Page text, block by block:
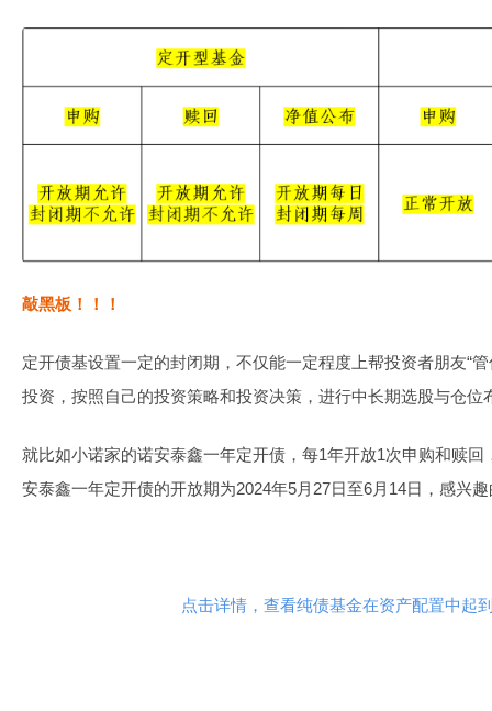
敲黑板！！！
定开债基设置一定的封闭期，不仅能一定程度上帮投资者朋友“
投资，按照自己的投资策略和投资决策，进行中长期选股与仓位
就比如小诺家的诺安泰鑫一年定开债，每1年开放1次申购和赎
安泰鑫一年定开债的开放期为2024年5月27日至6月14日，感兴
点击详情，查看纯债基金在资产配置中起